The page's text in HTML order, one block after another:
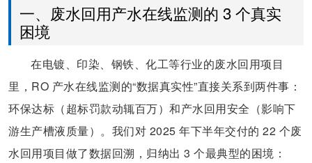
一、废水回用产水在线监测的 3 个真实
困境
在电镀、印染、钢铁、化工等行业的废水回用项目
里，RO 产水在线监测的“数据真实性”直接关系到两件事：
环保达标（超标罚款动辄百万）和产水回用安全（影响下
游生产槽液质量）。我们对 2025 年下半年交付的 22 个废
水回用项目做了数据回溯，归纳出 3 个最典型的困境：